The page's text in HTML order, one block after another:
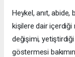
Heykel, anıt,
kişilere dair
değişimi, yetiştirdiği
göstermesi